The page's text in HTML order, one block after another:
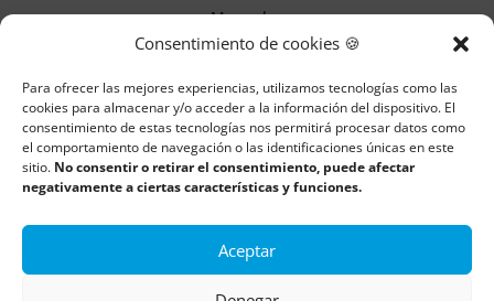
Consentimiento de cookies 🍪
Para ofrecer las mejores experiencias, utilizamos tecnologías como las
cookies para almacenar y/o acceder a la información del dispositivo. El
consentimiento de estas tecnologías nos permitirá procesar datos como
el comportamiento de navegación o las identificaciones únicas en este
sitio. No consentir o retirar el consentimiento, puede afectar
negativamente a ciertas características y funciones.
Aceptar
Mercados
Monumentos
Descubre Cantabria
Información
Aviso legal